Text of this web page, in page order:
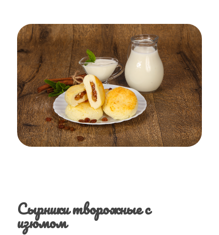
Сырники творожные с
изюмом